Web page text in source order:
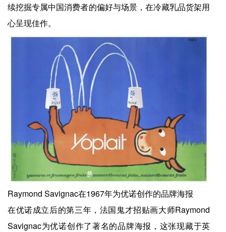
续挖掘专属中国消费者的偏好与场景，在冷藏乳品货架用
心呈现佳作。
Raymond Savignac在1967年为优诺创作的品牌海报
在优诺成立后的第三年，法国鬼才招贴画大师Raymond
Savignac为优诺创作了著名的品牌海报，这张现藏于英